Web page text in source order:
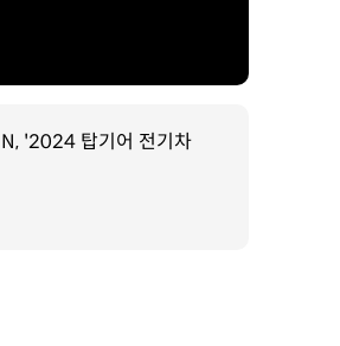
'2024 탑기어 전기차